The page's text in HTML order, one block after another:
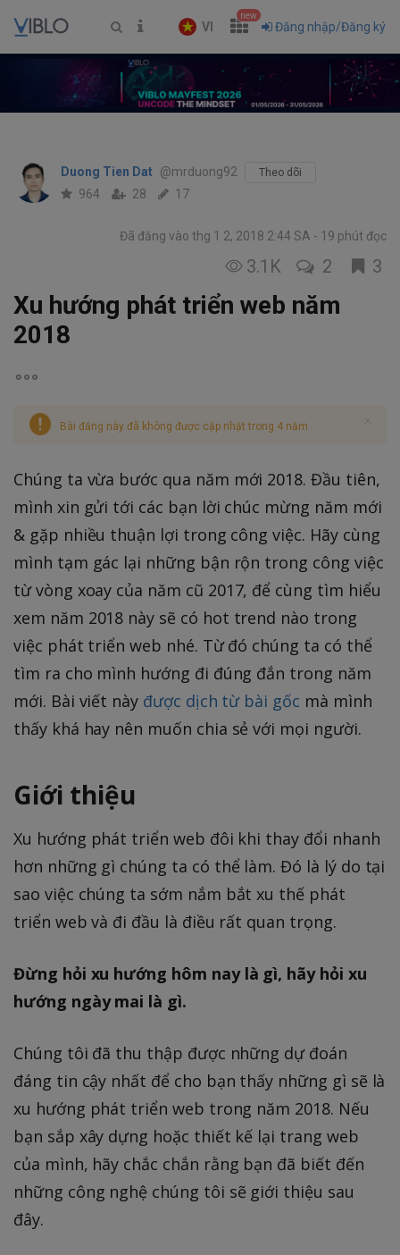
VI
new
Đăng nhập/Đăng ký
Duong Tien Dat @mrduong92 Theo dõi
964 28 17
Đã đăng vào thg 1 2, 2018 2:44 SA 19 phút đọc
3.1K 2 3
Xu hướng phát triển web năm
2018
Bài đăng này đã không được cập nhật trong 4 năm
Chúng ta vừa bước qua năm mới 2018. Đầu tiên,
mình xin gửi tới các bạn lời chúc mừng năm mới
& gặp nhiều thuận lợi trong công việc. Hãy cùng
mình tạm gác lại những bận rộn trong công việc
từ vòng xoay của năm cũ 2017, để cùng tìm hiểu
xem năm 2018 này sẽ có hot trend nào trong
việc phát triển web nhé. Từ đó chúng ta có thể
tìm ra cho mình hướng đi đúng đắn trong năm
mới. Bài viết này được dịch từ bài gốc mà mình
thấy khá hay nên muốn chia sẻ với mọi người.
Giới thiệu
Xu hướng phát triển web đôi khi thay đổi nhanh
hơn những gì chúng ta có thể làm. Đó là lý do tại
sao việc chúng ta sớm nắm bắt xu thế phát
triển web và đi đầu là điều rất quan trọng.
Đừng hỏi xu hướng hôm nay là gì, hãy hỏi xu
hướng ngày mai là gì.
Chúng tôi đã thu thập được những dự đoán
đáng tin cậy nhất để cho bạn thấy những gì sẽ là
xu hướng phát triển web trong năm 2018. Nếu
bạn sắp xây dựng hoặc thiết kế lại trang web
của mình, hãy chắc chắn rằng bạn đã biết đến
những công nghệ chúng tôi sẽ giới thiệu sau
đây.